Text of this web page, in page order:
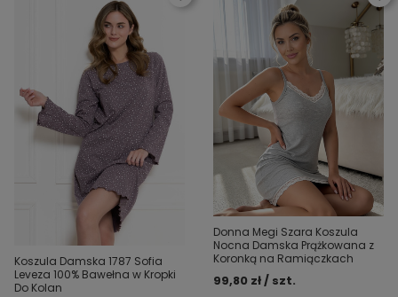
Koszula Damska 1787 Sofia
Leveza 100% Bawełna w Kropki
Do Kolan
Donna Megi Szara Koszula
Nocna Damska Prążkowana z
Koronką na Ramiączkach
99,80 zł / szt.